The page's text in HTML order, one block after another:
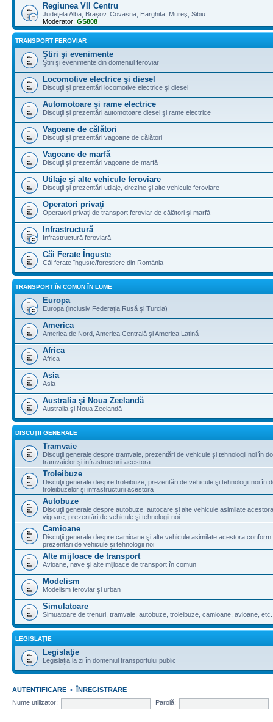
Regiunea VII Centru
Judeţela Alba, Braşov, Covasna, Harghita, Mureş, Sibiu
Moderator: GS808
TRANSPORT FEROVIAR
Ştiri şi evenimente
Ştiri şi evenimente din domeniul feroviar
Locomotive electrice şi diesel
Discuţii şi prezentări locomotive electrice şi diesel
Automotoare şi rame electrice
Discuţii şi prezentări automotoare diesel şi rame electrice
Vagoane de călători
Discuţii şi prezentări vagoane de călători
Vagoane de marfă
Discuţii şi prezentări vagoane de marfă
Utilaje şi alte vehicule feroviare
Discuţii şi prezentări utilaje, drezine şi alte vehicule feroviare
Operatori privaţi
Operatori privaţi de transport feroviar de călători şi marfă
Infrastructură
Infrastructură feroviară
Căi Ferate Înguste
Căi ferate înguste/forestiere din România
TRANSPORT ÎN COMUN ÎN LUME
Europa
Europa (inclusiv Federaţia Rusă şi Turcia)
America
America de Nord, America Centrală şi America Latină
Africa
Africa
Asia
Asia
Australia şi Noua Zeelandă
Australia şi Noua Zeelandă
DISCUŢII GENERALE
Tramvaie
Discuţii generale despre tramvaie, prezentări de vehicule şi tehnologii noi în
tramvaielor şi infrastructurii acestora
Troleibuze
Discuţii generale despre troleibuze, prezentări de vehicule şi tehnologii noi în
troleibuzelor şi infrastructurii acestora
Autobuze
Discuţii generale despre autobuze, autocare şi alte vehicule asimilate
vigoare, prezentări de vehicule şi tehnologii noi
Camioane
Discuţii generale despre camioane şi alte vehicule asimilate acestora
prezentări de vehicule şi tehnologii noi
Alte mijloace de transport
Avioane, nave şi alte mijloace de transport în comun
Modelism
Modelism feroviar şi urban
Simulatoare
Simuatoare de trenuri, tramvaie, autobuze, troleibuze, camioane, avioane, etc.
LEGISLAŢIE
Legislaţie
Legislaţia la zi în domeniul transportului public
AUTENTIFICARE • ÎNREGISTRARE
Nume utilizator:
Parolă: